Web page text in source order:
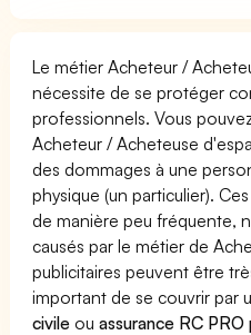
Le métier Acheteur /
nécessite de se protéger
professionnels. Vous
Acheteur / Acheteuse
des dommages à une
physique (un particulier).
de manière peu fréquente,
causés par le métier de
publicitaires peuvent être
important de se couvrir par
civile ouassurance RC